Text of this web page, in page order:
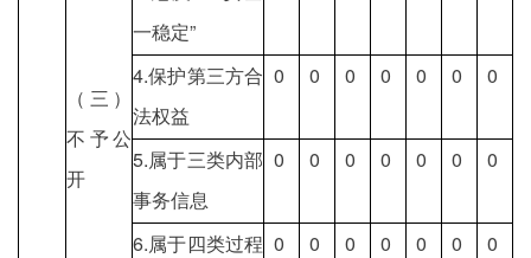
（三）
不予公
开
一稳定”
4.保护第三方合
法权益
0 0 0 0 0 0 0
5.属于三类内部
事务信息
0 0 0 0 0 0 0
6.属于四类过程 0 0 0 0 0 0 0